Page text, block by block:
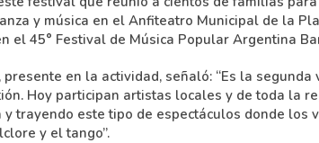
y música en el Anfiteatro Municipal de la
el 45° Festival de Música Popular Argentina
en la actividad, señaló: “Es la
Hoy participan artistas locales y de toda la
trayendo este tipo de espectáculos donde los
y el tango”.